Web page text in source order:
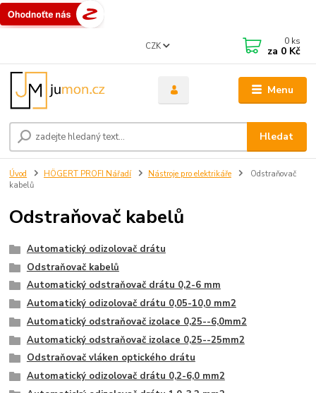
Menu
CZK
Hledat
0 ks
za 0 Kč
Úvod HÖGERT PROFI Nářadí Nástroje pro elektrikáře
Odstraňovač
kabelů
Odstraňovač kabelů
Automatický odizolovač drátu
Odstraňovač kabelů
Automatický odstraňovač drátu 0,2-6 mm
Automatický odizolovač drátu 0,05-10,0 mm2
Automatický odstraňovač izolace 0,25--6,0mm2
Automatický odstraňovač izolace 0,25--25mm2
Odstraňovač vláken optického drátu
Automatický odizolovač drátu 0,2-6,0 mm2